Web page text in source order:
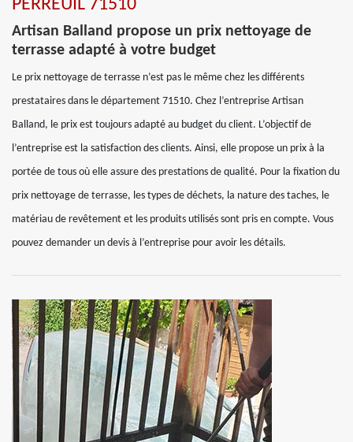
PERREUIL 71510
Artisan Balland propose un prix nettoyage de
terrasse adapté à votre budget
Le prix nettoyage de terrasse n’est pas le même chez les différents
prestataires dans le département 71510. Chez l’entreprise Artisan
Balland, le prix est toujours adapté au budget du client. L’objectif de
l’entreprise est la satisfaction des clients. Ainsi, elle propose un prix à la
portée de tous où elle assure des prestations de qualité. Pour la fixation du
prix nettoyage de terrasse, les types de déchets, la nature des taches, le
matériau de revêtement et les produits utilisés sont pris en compte. Vous
pouvez demander un devis à l’entreprise pour avoir les détails.